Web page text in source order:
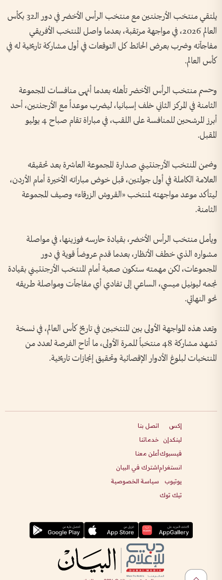
يلتقي منتخب الأرجنتين مع منتخب الرأس الأخضر في دور الـ32 بكأس
العالم 2026، في مواجهة مرتقبة، بعدما واصل المنتخب الأفريقي
مفاجآته وضرب بعرض الحائط كل التوقعات في أول مشاركة تاريخية له في
كأس العالم.
وحسم منتخب الرأس الأخضر تأهله بعدما أنهى منافسات المجموعة
الثامنة في المركز الثاني خلف إسبانيا، ليضرب موعداً مع الأرجنتين، أحد
أبرز المرشحين للمنافسة على اللقب، في مباراة تقام صباح 4 يوليو
المقبل.
وضمن المنتخب الأرجنتيني صدارة المجموعة العاشرة بعد تحقيقه
العلامة الكاملة في أول جولتين، قبل خوض مباراته الأخيرة أمام الأردن،
ليتأكد موعد مواجهته لمنتخب «القروش الزرقاء» وصيف المجموعة
الثامنة.
ويأمل منتخب الرأس الأخضر، بقيادة حارسه فوزينها، في مواصلة
مشواره الذي خطف الأنظار، بعدما قدم عروضاً قوية في دور
المجموعات، لكن مهمته ستكون صعبة أمام المنتخب الأرجنتيني بقيادة
نجمه ليونيل ميسي، الساعي إلى تفادي أي مفاجآت ومواصلة طريقه
نحو النهائي.
وتعد هذه المواجهة الأولى بين المنتخبين في تاريخ كأس العالم، في نسخة
تشهد مشاركة 48 منتخباً للمرة الأولى، ما أتاح الفرصة لعدد من
المنتخبات لبلوغ الأدوار الإقصائية وتحقيق إنجازات تاريخية.
إكس
لينكدإن
فيسبوك
انستغرام
يوتيوب
تيك توك
اتصل بنا
خدماتنا
أعلن معنا
اشترك في البيان
سياسة الخصوصية